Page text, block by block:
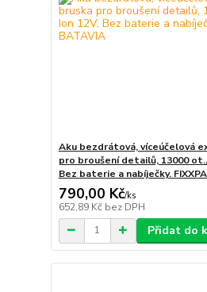
Aku bezdrátová, víceúčelová
pro broušení detailů, 13000
Bez baterie a nabíječky.
790,00 Kč/ks
652,89 Kč bez DPH
Přidat do